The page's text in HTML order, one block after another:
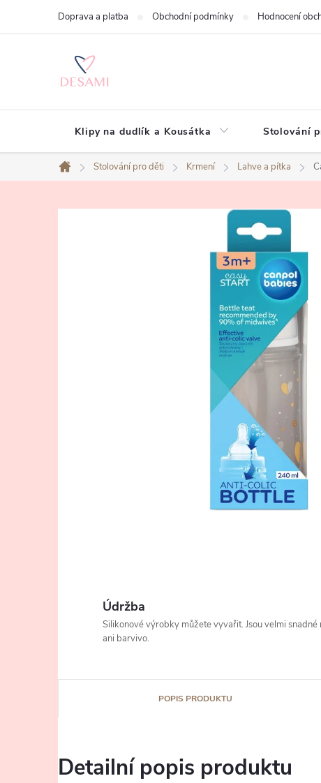
Doprava a platba Obchodní podmínky Hodnocení
Klipy na dudlík a Kousátka Stolování
Domů
Stolování pro děti Krmení Lahve a pítka
Údržba
Silikonové výrobky můžete vyvařit. Jsou velmi
ani barvivo.
POPIS PRODUKTU
Detailní popis produktu